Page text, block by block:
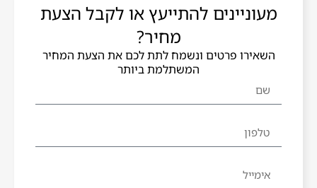
מעוניינים להתייעץ או לקבל הצעת
מחיר?
השאירו פרטים ונשמח לתת לכם את הצעת המחיר
המשתלמת ביותר